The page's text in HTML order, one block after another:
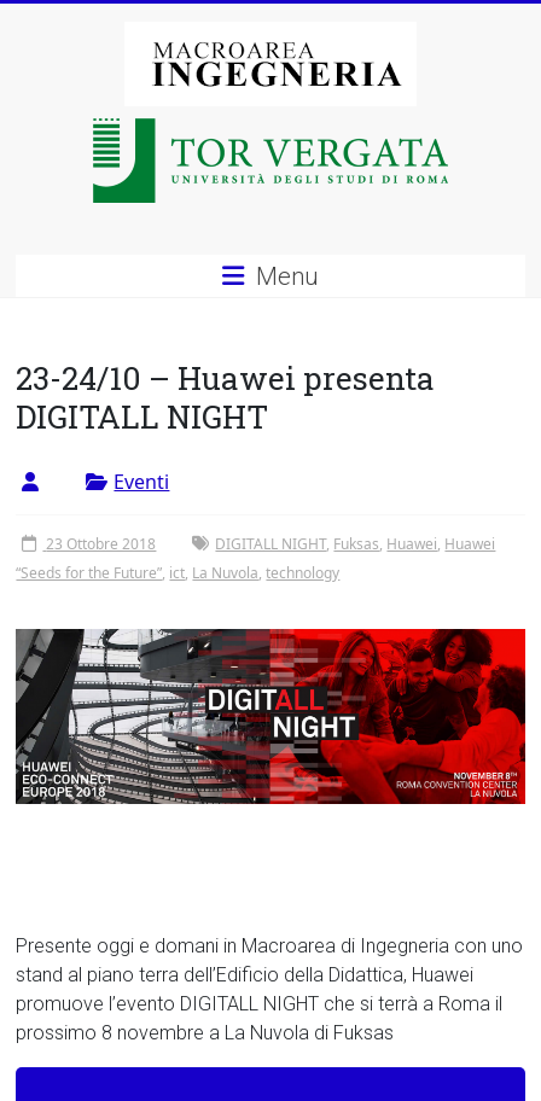
Macroarea
degli
Studi
di
Tor
Menu
23-24/10 – Huawei presenta
DIGITALL NIGHT
Eventi
23 Ottobre 2018 DIGITALL NIGHT, Fuksas, Huawei, Huawei
“Seeds for the Future”, ict, La Nuvola,technology
Presente oggi e domani in Macroarea di Ingegneria con uno
stand al piano terra dell’Edificio della Didattica, Huawei
promuove l’evento DIGITALL NIGHT che si terrà a Roma il
prossimo 8 novembre a La Nuvola di Fuksas